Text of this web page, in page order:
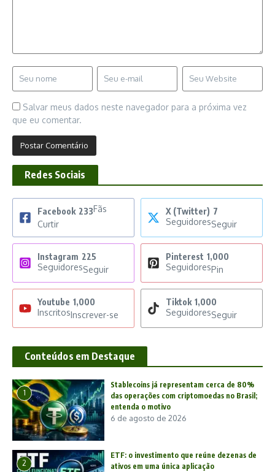
Salvar meus dados neste navegador para a próxima vez
que eu comentar.
Redes Sociais
Facebook 233Fãs
Curtir
X (Twitter) 7
SeguidoresSeguir
Instagram 225
SeguidoresSeguir
Pinterest 1,000
SeguidoresPin
Youtube 1,000
InscritosInscrever-se
Tiktok 1,000
SeguidoresSeguir
Conteúdos em Destaque
1
Stablecoins já representam cerca de 80%
das operações com criptomoedas no Brasil;
entenda o motivo
6 de agosto de 2026
2
ETF: o investimento que reúne dezenas de
ativos em uma única aplicação